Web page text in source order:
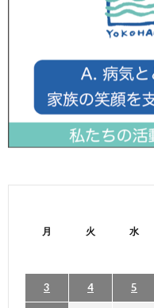
月 火 水
3 4 5